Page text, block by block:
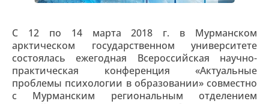
С 12 по 14 марта 2018 г. в Мурманском
арктическом государственном университете
состоялась ежегодная Всероссийская научно-
практическая конференция «Актуальные
проблемы психологии в образовании» совместно
с Мурманским региональным отделением